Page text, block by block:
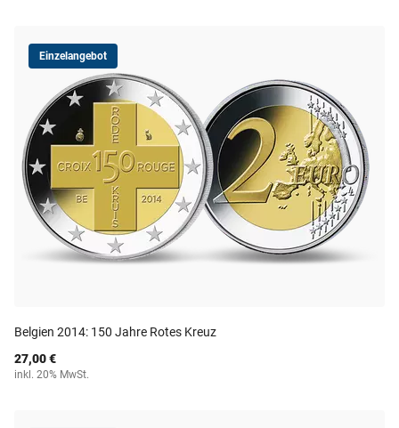
Einzelangebot
Belgien 2014: 150 Jahre Rotes Kreuz
27,00 €
inkl. 20% MwSt.